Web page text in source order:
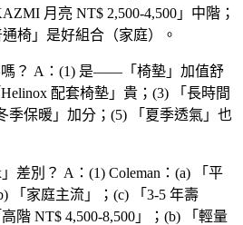
月亮 NT$ 2,500-4,500 」中階；
通椅 」是好組合（家庭）。
？ A：(1) 是——「 椅墊 」加值舒
Helinox 配套椅墊 」貴；(3) 「 長時間
季保暖 」加分；(5) 「 夏季透氣 」也
」差別？ A：(1) Coleman：(a) 「 平
「 家庭主流 」；(c) 「 3-5 年壽
高階 NT$ 4,500-8,500 」；(b) 「 輕量